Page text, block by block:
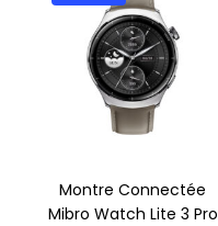
Montre Connectée
Mibro Watch Lite 3 Pro